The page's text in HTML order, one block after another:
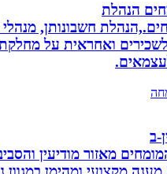
הנהלת
חשבונותן, מנהלי
ואחראית על מחלקת
מאזור מודיעין